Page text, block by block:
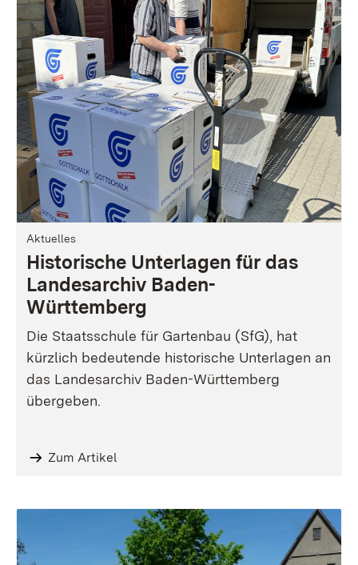
Aktuelles
Historische Unterlagen für das
Landesarchiv Baden-
Württemberg
Die Staatsschule für Gartenbau (SfG), hat
kürzlich bedeutende historische Unterlagen an
das Landesarchiv Baden-Württemberg
übergeben.
Zum Artikel